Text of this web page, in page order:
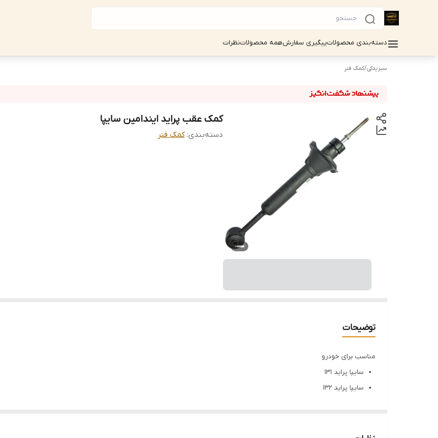
دسته‌بندی محصولاتپیگیری سفارشهمه محصولاتنظرات
سبزیدکی/کمک فنر
کمک عقب پراید ایندامین سایپا
دسته‌بندی:کمک فنر
توضیحات
مناسب برای خودرو
سایپا پراید ۱۳۱
سایپا پراید ۱۳۲
وزن یک کمک فنر